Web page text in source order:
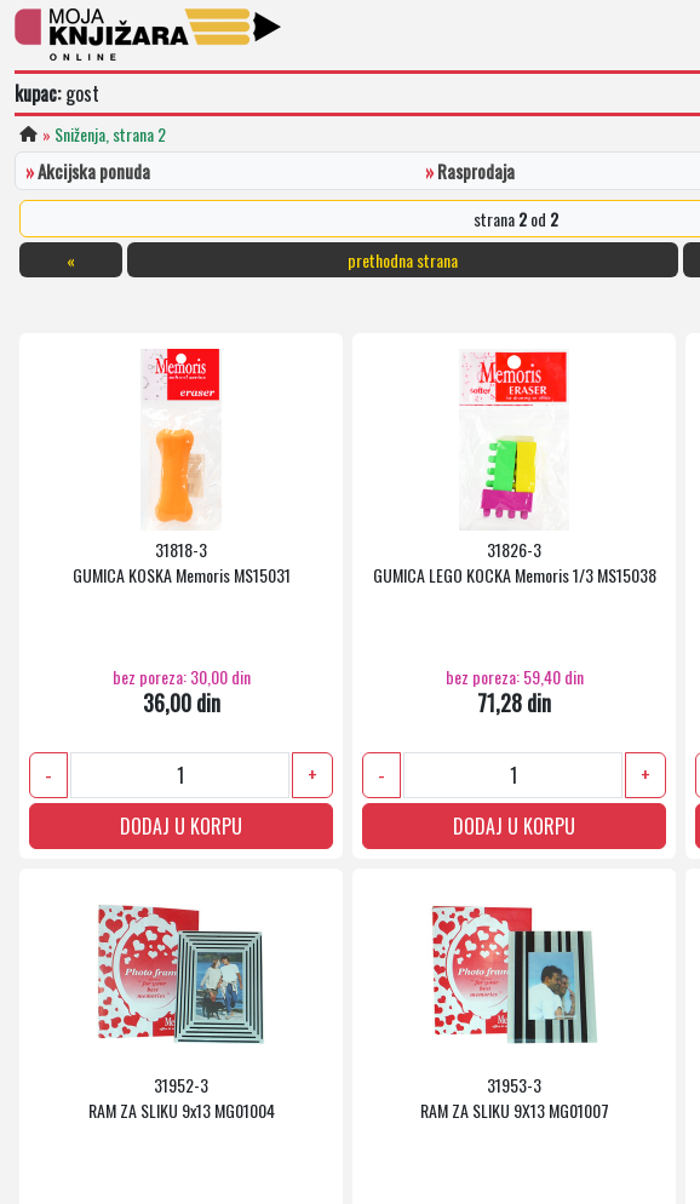
kupac:gost
» Sniženja, strana 2
»Akcijska ponuda »Rasprodaja
strana2od 2
«
prethodna strana
31818-3
GUMICA KOSKA Memoris MS15031
bez poreza: 30,00 din
36,00 din
-
+
DODAJ U KORPU
31826-3
GUMICA LEGO KOCKA Memoris 1/3 MS15038
bez poreza: 59,40 din
71,28 din
-
+
DODAJ U KORPU
31952-3
RAM ZA SLIKU 9x13 MG01004
31953-3
RAM ZA SLIKU 9X13 MG01007